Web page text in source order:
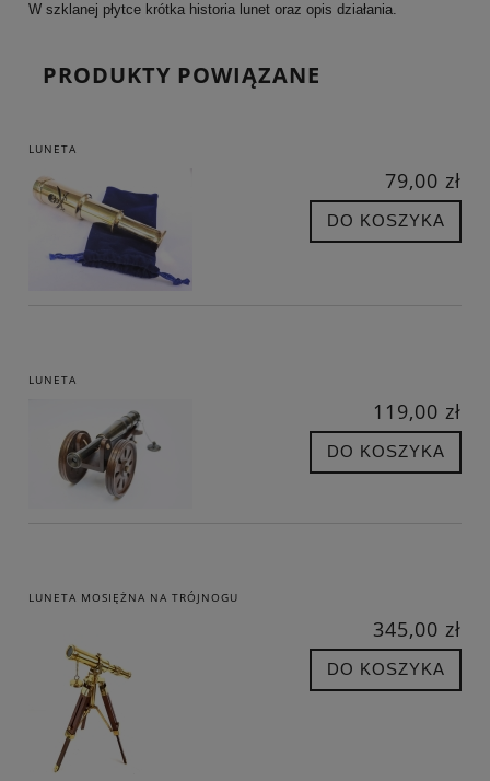
W szklanej płytce krótka historia lunet oraz opis działania.
PRODUKTY POWIĄZANE
LUNETA
79,00 zł
DO KOSZYKA
LUNETA
119,00 zł
DO KOSZYKA
LUNETA MOSIĘŻNA NA TRÓJNOGU
345,00 zł
DO KOSZYKA